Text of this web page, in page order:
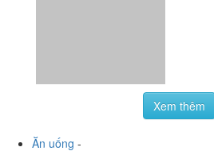
Xem thêm